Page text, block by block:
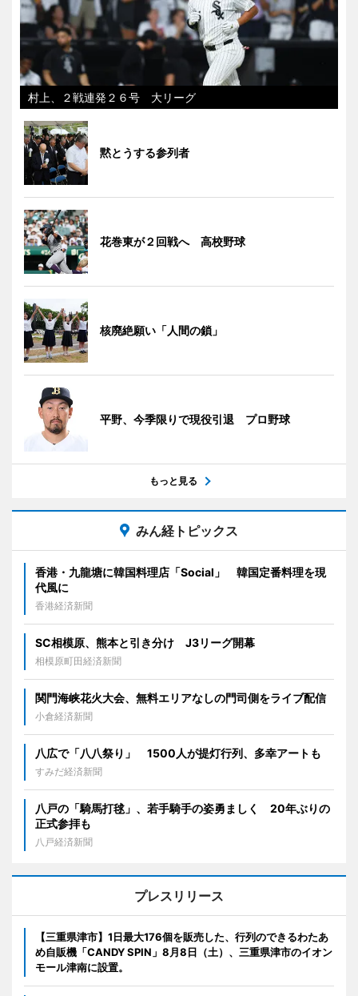
村上、２戦連発２６号 大リーグ
黙とうする参列者
花巻東が２回戦へ 高校野球
核廃絶願い「人間の鎖」
平野、今季限りで現役引退 プロ野球
もっと見る
みん経トピックス
香港・九龍塘に韓国料理店「Social」 韓国定番料理を現
代風に
香港経済新聞
SC相模原、熊本と引き分け J3リーグ開幕
相模原町田経済新聞
関門海峡花火大会、無料エリアなしの門司側をライブ配信
小倉経済新聞
八広で「八八祭り」 1500人が提灯行列、多幸アートも
すみだ経済新聞
八戸の「騎馬打毬」、若手騎手の姿勇ましく 20年ぶりの
正式参拝も
八戸経済新聞
プレスリリース
【三重県津市】1日最大176個を販売した、行列のできるわたあ
め自販機「CANDY SPIN」8月8日（土）、三重県津市のイオン
モール津南に設置。